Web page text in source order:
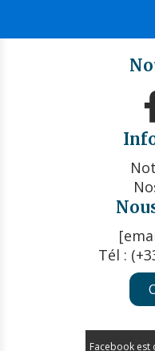
Tél :
Facebook est